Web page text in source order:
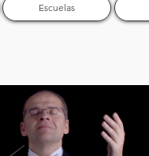
Escuelas